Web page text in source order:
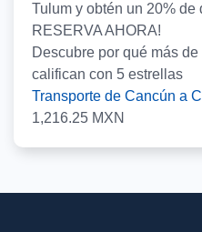
Tulum y obtén un 20% de
RESERVA AHORA!
Descubre por qué más de
califican con 5 estrellas
Transporte de Cancún a
1,216.25 MXN